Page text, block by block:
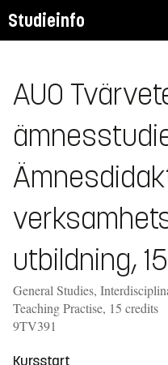
Studieinfo
AUO
utbildning,
General Studies,
Teaching Practise, 15 credits
9TV391
Kursstart